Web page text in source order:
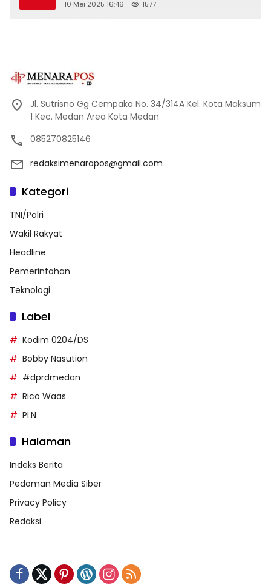
XXXIII
10 Mei 2025 16:46 1577
Jl. Sutrisno Gg Cempaka No. 34/314A Kel. Kota Maksum
1 Kec. Medan Area Kota Medan
085270825146
redaksimenarapos@gmail.com
Kategori
TNI/Polri
Wakil Rakyat
Headline
Pemerintahan
Teknologi
Label
Kodim 0204/DS
Bobby Nasution
#dprdmedan
Rico Waas
PLN
Halaman
Indeks Berita
Pedoman Media Siber
Privacy Policy
Redaksi